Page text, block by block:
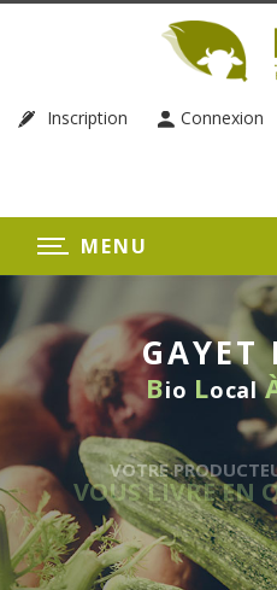
Inscription Connexion
MENU
GAYET
Bio Local
VOTRE PRODUCTEUR
VOUS LIVRE EN